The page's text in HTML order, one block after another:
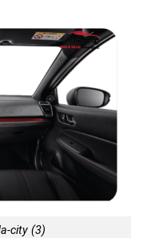
city (3)